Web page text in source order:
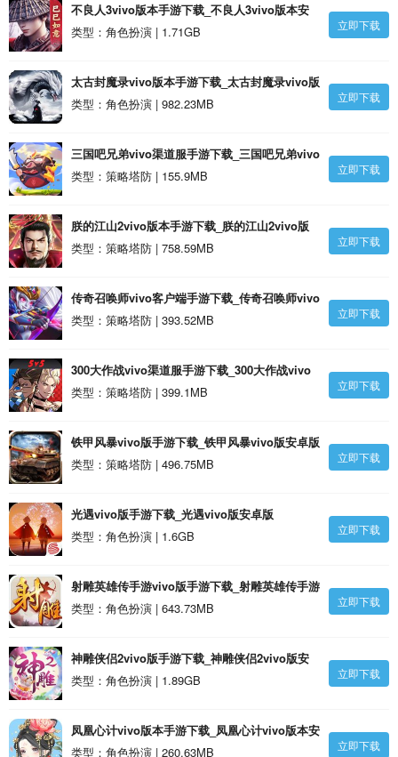
不良人3vivo版本手游下载_不良人3vivo版本安
卓版
类型：角色扮演 | 1.71GB 立即下载
太古封魔录vivo版本手游下载_太古封魔录vivo版
本安卓版
类型：角色扮演 | 982.23MB 立即下载
三国吧兄弟vivo渠道服手游下载_三国吧兄弟vivo
渠道服安卓版
类型：策略塔防 | 155.9MB 立即下载
朕的江山2vivo版本手游下载_朕的江山2vivo版
本安卓版
类型：策略塔防 | 758.59MB 立即下载
传奇召唤师vivo客户端手游下载_传奇召唤师vivo
客户端安卓版
类型：策略塔防 | 393.52MB 立即下载
300大作战vivo渠道服手游下载_300大作战vivo
渠道服安卓版
类型：策略塔防 | 399.1MB 立即下载
铁甲风暴vivo版手游下载_铁甲风暴vivo版安卓版
类型：策略塔防 | 496.75MB
立即下载
光遇vivo版手游下载_光遇vivo版安卓版
类型：角色扮演 | 1.6GB
立即下载
射雕英雄传手游vivo版手游下载_射雕英雄传手游
vivo版安卓版
类型：角色扮演 | 643.73MB 立即下载
神雕侠侣2vivo版手游下载_神雕侠侣2vivo版安
卓版
类型：角色扮演 | 1.89GB 立即下载
凤凰心计vivo版本手游下载_凤凰心计vivo版本安
卓版
类型：角色扮演 | 260.63MB 立即下载